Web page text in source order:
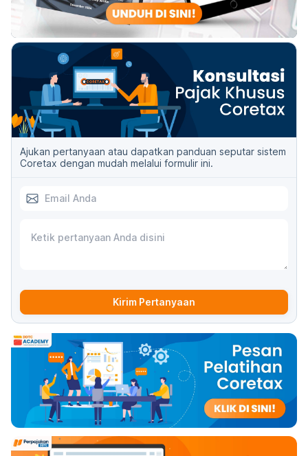
Ajukan pertanyaan atau dapatkan panduan seputar sistem
Coretax dengan mudah melalui formulir ini.
Kirim Pertanyaan